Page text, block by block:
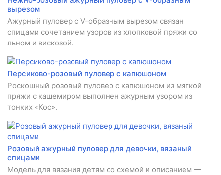
вырезом
Ажурный пуловер с V-образным вырезом связан
спицами сочетанием узоров из хлопковой пряжи со
льном и вискозой.
Персиково-розовый пуловер с капюшоном
Роскошный розовый пуловер с капюшоном из мягкой
пряжи с кашемиром выполнен ажурным узором из
тонких «Кос».
Розовый ажурный пуловер для девочки, вязаный
спицами
Модель для вязания детям со схемой и описанием —